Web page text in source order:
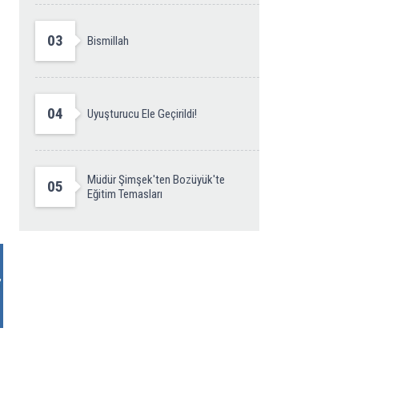
03 Bismillah
04 Uyuşturucu Ele Geçirildi!
05
Müdür Şimşek'ten Bozüyük'te
Eğitim Temasları